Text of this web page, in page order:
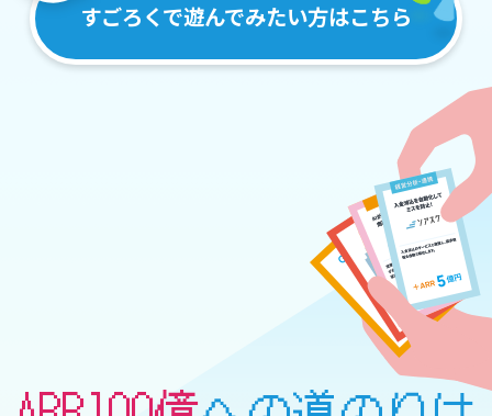
すごろくで遊んでみたい方はこちら